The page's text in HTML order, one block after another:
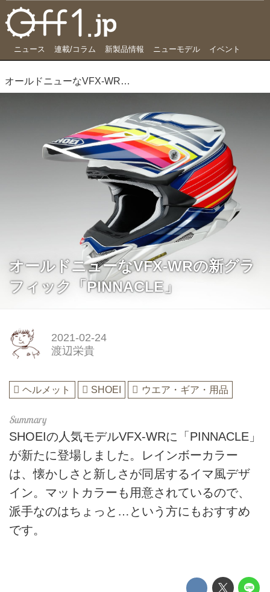
ニュース 連載/コラム 新製品情報 ニューモデル イベント
オールドニューなVFX-WRの新グラフィック「PINNACLE」
オールドニューなVFX-WRの新グラ
フィック「PINNACLE」
2021-02-24
渡辺栄貴
ヘルメット SHOEI ウエア・ギア・用品
SHOEIの人気モデルVFX-WRに「PINNACLE」
が新たに登場しました。レインボーカラー
は、懐かしさと新しさが同居するイマ風デザ
イン。マットカラーも用意されているので、
派手なのはちょっと…という方にもおすすめ
です。